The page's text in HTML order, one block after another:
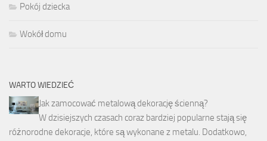
Pokój dziecka
Wokół domu
WARTO WIEDZIEĆ
Jak zamocować metalową dekorację ścienną?
W dzisiejszych czasach coraz bardziej popularne stają się
różnorodne dekoracje, które są wykonane z metalu. Dodatkowo,